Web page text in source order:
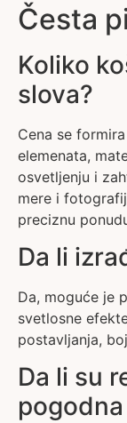
Česta
Koliko
slova?
Cena se
elemenata,
osvetljenju i
mere i
preciznu
Da li
Da, moguće je
svetlosne
postavljanja,
Da li su